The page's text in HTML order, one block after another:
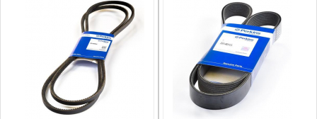
3671 руб.
Ремень Вентилятора /
BELT FAN АРТ:
33744 руб.
Ремень Вентилятора,
Комплект Из 4-Х Штук /